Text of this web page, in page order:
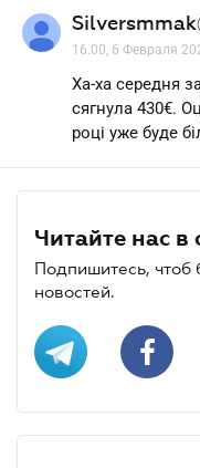
16.00, 6 Февраля
Ха-ха середня
сягнула 430€.
році уже буде
Читайте нас в
Подпишитесь, чтоб
новостей.